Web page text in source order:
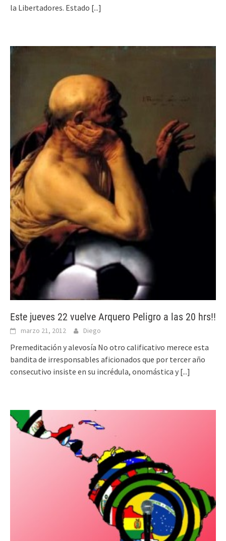
la Libertadores. Estado [...]
Este jueves 22 vuelve Arquero Peligro a las 20 hrs!!
marzo 21, 2012 Diego
Premeditación y alevosía No otro calificativo merece esta
bandita de irresponsables aficionados que por tercer año
consecutivo insiste en su incrédula, onomástica y [...]